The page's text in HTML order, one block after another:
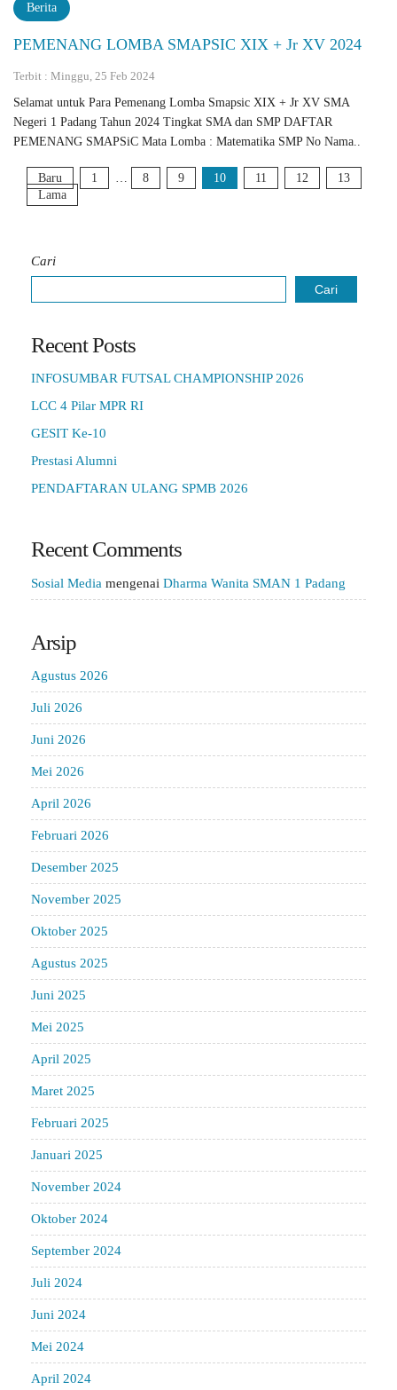
Berita
PEMENANG LOMBA SMAPSIC XIX + Jr XV 2024
Terbit : Minggu, 25 Feb 2024
Selamat untuk Para Pemenang Lomba Smapsic XIX + Jr XV SMA
Negeri 1 Padang Tahun 2024 Tingkat SMA dan SMP DAFTAR
PEMENANG SMAPSiC Mata Lomba : Matematika SMP No Nama..
Baru 1 8 9 10 11 12
13
Lama
Cari
Cari
Recent Posts
INFOSUMBAR FUTSAL CHAMPIONSHIP 2026
LCC 4 Pilar MPR RI
GESIT Ke-10
Prestasi Alumni
PENDAFTARAN ULANG SPMB 2026
Recent Comments
Sosial Media mengenai Dharma Wanita SMAN 1 Padang
Arsip
Agustus 2026
Juli 2026
Juni 2026
Mei 2026
April 2026
Februari 2026
Desember 2025
November 2025
Oktober 2025
Agustus 2025
Juni 2025
Mei 2025
April 2025
Maret 2025
Februari 2025
Januari 2025
November 2024
Oktober 2024
September 2024
Juli 2024
Juni 2024
Mei 2024
April 2024